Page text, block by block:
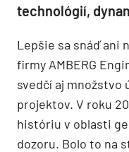
technológií,
Lepšie sa snáď ani
firmy AMBERG
svedčí aj množstvo
projektov. V roku
históriu v oblasti
dozoru. Bolo to na